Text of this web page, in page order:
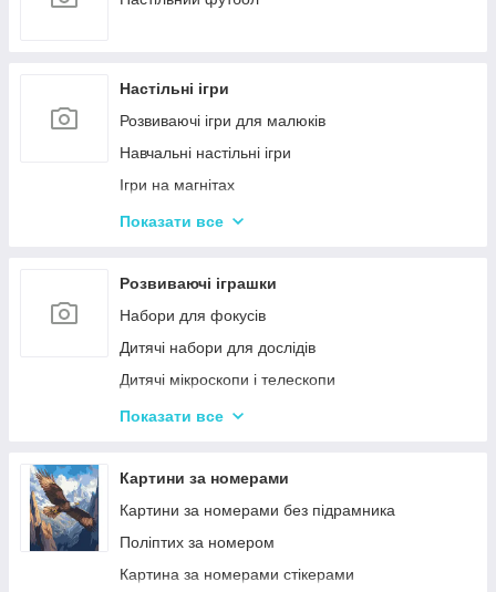
Настільні ігри
Розвиваючі ігри для малюків
Навчальні настільні ігри
Ігри на магнітах
Ігри-бродилки
Крокодил
Аліас Або Скажи Інакше
Гра Хто Я?
Вікторина
Твістер
Ігри типу Дженга
Ігри-головоломки
Дитяче Лото і Доміно
Гра Морський Бій
Показати все
Розвиваючі іграшки
Набори для фокусів
Дитячі набори для дослідів
Дитячі мікроскопи і телескопи
Розвиваючі Магніти для дітей
Дитячі ноутбуки, планшети
Інтерактивні розмовляючі плакати
Спіннери
Показати все
Картини за номерами
Картини за номерами без підрамника
Поліптих за номером
Картина за номерами стікерами